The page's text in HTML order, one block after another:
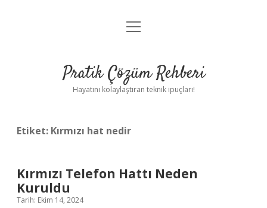
Anasayfa
Yasal Uyarı
menüyü
Pratik Çözüm Rehberi
Hayatını kolaylaştıran teknik ipuçları!
Etiket: Kırmızı hat nedir
Kırmızı Telefon Hattı Neden
Kuruldu
Tarih: Ekim 14, 2024